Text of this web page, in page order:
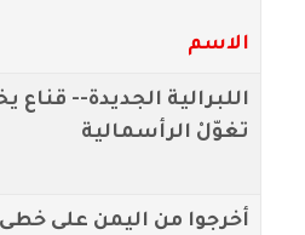
الاسم
اللبرالية الجديدة-- قناع
تغوّلْ الرأسمالية
أخرجوا من اليمن على خطى